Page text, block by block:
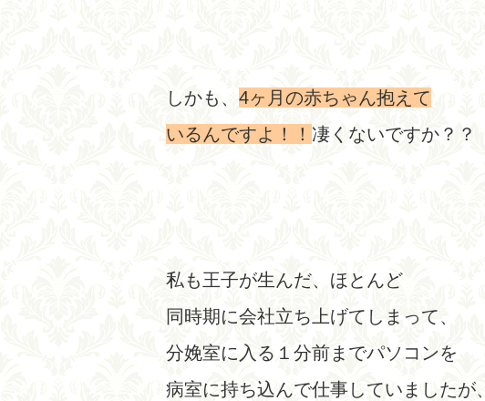
しかも、 4ヶ月の赤ちゃん抱えて
いるんですよ！！ 凄くないですか？？
私も王子が生んだ、ほとんど
同時期に会社立ち上げてしまって、
分娩室に入る１分前までパソコンを
病室に持ち込んで仕事していましたが、